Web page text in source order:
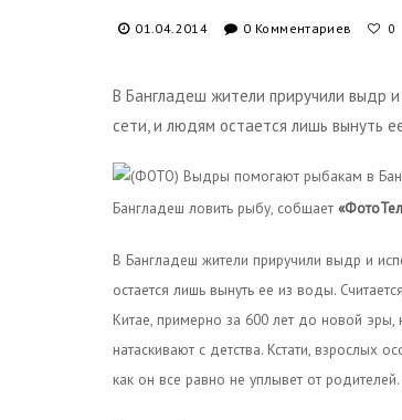
01.04.2014 0 Комментариев 0
В Бангладеш жители приручили выдр
сети, и людям остается лишь вынуть
Бангладеш ловить рыбу, собщает
В Бангладеш жители приручили выдр и
остается лишь вынуть ее из воды.
Китае, примерно за 600 лет до новой
натаскивают с детства. Кстати,
как он все равно не уплывет от родителей.